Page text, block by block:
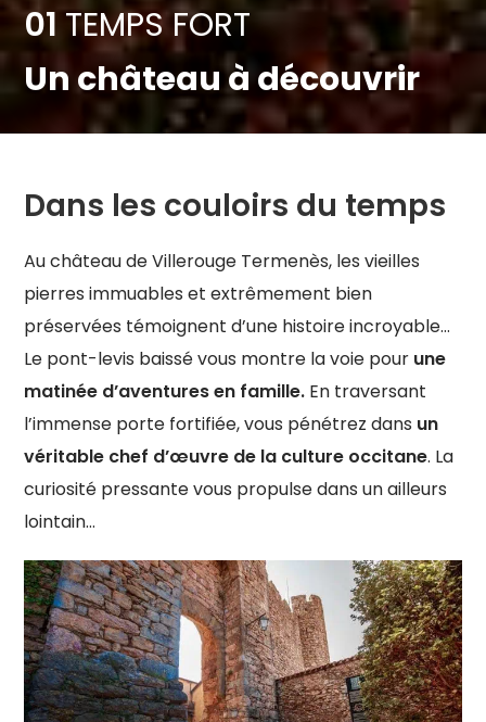
01TEMPS FORT
Un château à découvrir
Dans les couloirs du temps
Au château de Villerouge Termenès, les vieilles
pierres immuables et extrêmement bien
préservées témoignent d’une histoire incroyable…
Le pont-levis baissé vous montre la voie pour une
matinée d’aventures en famille. En traversant
l’immense porte fortifiée, vous pénétrez dans un
véritable chef d’œuvre de la culture occitane. La
curiosité pressante vous propulse dans un ailleurs
lointain…